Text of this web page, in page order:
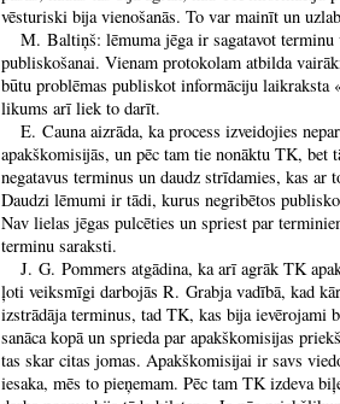
vēsturiski bija vienošanās. To var mainīt un
M. Baltiņš: lēmuma jēga ir sagatavot terminu
publiskošanai. Vienam protokolam atbilda
būtu problēmas publiskot informāciju laikraksta
likums arī liek to darīt.
E. Cauna aizrāda, ka process izveidojies
apakškomisijās, un pēc tam tie nonāktu TK, bet
negatavus terminus un daudz strīdamies, kas ar
Daudzi lēmumi ir tādi, kurus negribētos
Nav lielas jēgas pulcēties un spriest par
terminu saraksti.
J. G. Pommers atgādina, ka arī agrāk TK
ļoti veiksmīgi darbojās R. Grabja vadībā, kad
izstrādāja terminus, tad TK, kas bija ievērojami
sanāca kopā un sprieda par apakškomisijas
tas skar citas jomas. Apakškomisijai ir savs
iesaka, mēs to pieņemam. Pēc tam TK izdeva